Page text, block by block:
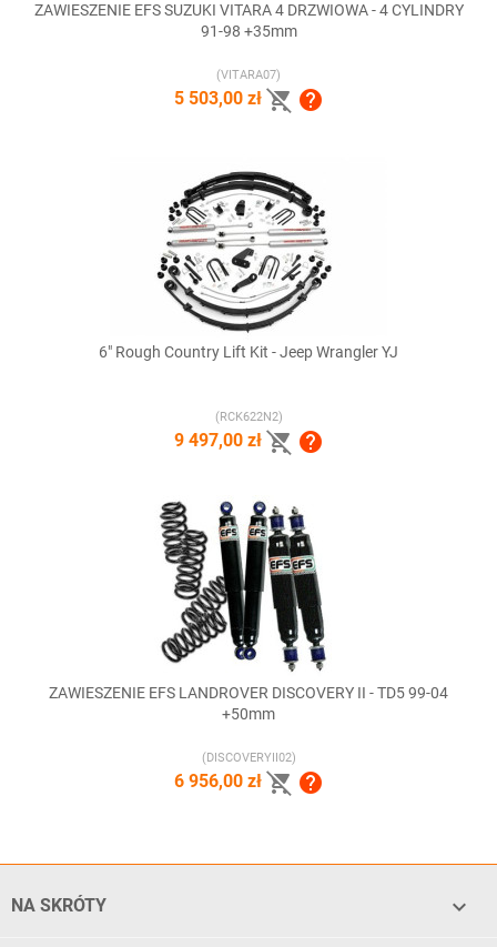
ZAWIESZENIE EFS SUZUKI VITARA 4 DRZWIOWA - 4 CYLINDRY
91-98 +35mm
(VITARA07)
5 503,00 zł  
6" Rough Country Lift Kit - Jeep Wrangler YJ
(RCK622N2)
9 497,00 zł  
ZAWIESZENIE EFS LANDROVER DISCOVERY II - TD5 99-04
+50mm
(DISCOVERYII02)
6 956,00 zł  
NA SKRÓTY 